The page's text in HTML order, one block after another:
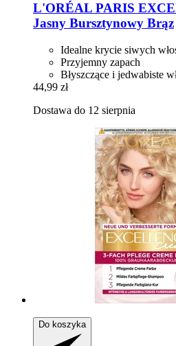
L'ORÉAL PARIS
Jasny Bursztynowy Brąz
Idealne krycie siwych
Przyjemny zapach
Błyszczące i jedwabiste
44,99 zł
Dostawa do 12 sierpnia
Do koszyka